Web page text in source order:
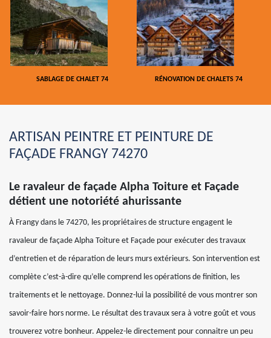
SABLAGE DE CHALET 74 RÉNOVATION DE CHALETS 74
ARTISAN PEINTRE ET PEINTURE DE
FAÇADE FRANGY 74270
Le ravaleur de façade Alpha Toiture et Façade
détient une notoriété ahurissante
À Frangy dans le 74270, les propriétaires de structure engagent le
ravaleur de façade Alpha Toiture et Façade pour exécuter des travaux
d’entretien et de réparation de leurs murs extérieurs. Son intervention est
complète c’est-à-dire qu’elle comprend les opérations de finition, les
traitements et le nettoyage. Donnez-lui la possibilité de vous montrer son
savoir-faire hors norme. Le résultat des travaux sera à votre goût et vous
trouverez votre bonheur. Appelez-le directement pour connaitre un peu